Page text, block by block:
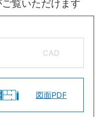
覧いただけます
CAD
図面PDF